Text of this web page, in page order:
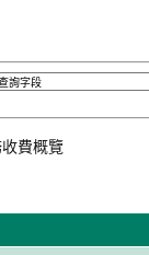
費概覽